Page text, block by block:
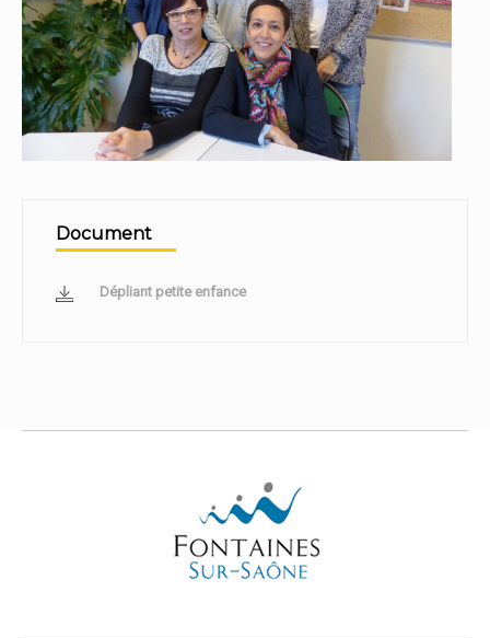
Document
Dépliant petite enfance